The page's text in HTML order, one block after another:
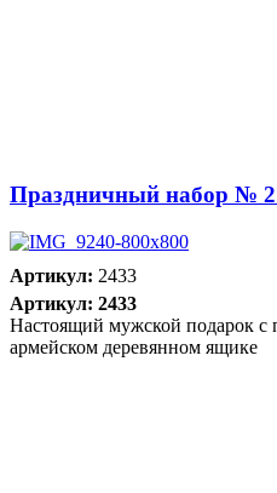
Праздничный набор №
Артикул: 2433
Артикул: 2433
Настоящий мужской подарок с
армейском деревянном ящике